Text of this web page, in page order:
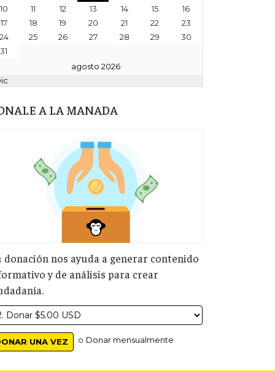
agosto 2026
10
11 12 13 14 15
16
17
18 19 20 21 22
23
25 26 27 28 29
30
31
A LA MANADA
donación nos ayuda a generar contenido
y de análisis para crear
o Donar mensualmente